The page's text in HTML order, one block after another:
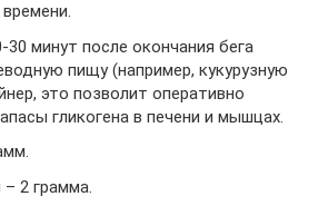
30 минут после окончания бега
пищу (например, кукурузную
это позволит оперативно
гликогена в печени и мышцах.
2 грамма.